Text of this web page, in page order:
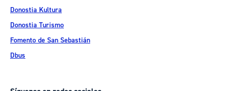
Donostia Kultura
Donostia Turismo
Fomento de San Sebastián
Dbus